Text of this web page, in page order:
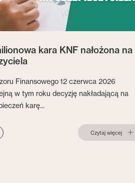
kara KNF nałożona na
Finansowego 12 czerwca 2026
w tym roku decyzję nakładającą na
karę...
Czytaj więcej